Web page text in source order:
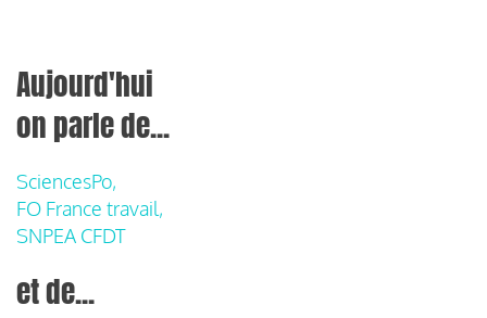
Aujourd'hui
on parle de...
SciencesPo,
FO France travail,
SNPEA CFDT
et de...